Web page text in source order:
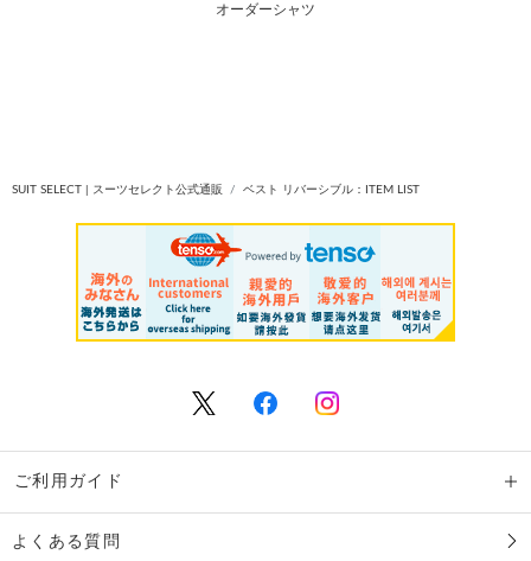
オーダーシャツ
SUIT SELECT | スーツセレクト公式通販 ベスト リバーシブル：ITEM LIST
ご利用ガイド
よくある質問